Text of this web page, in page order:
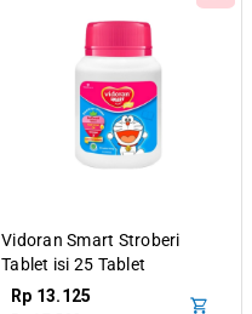
Vidoran Smart Stroberi
Tablet isi 25 Tablet
Rp 13.125